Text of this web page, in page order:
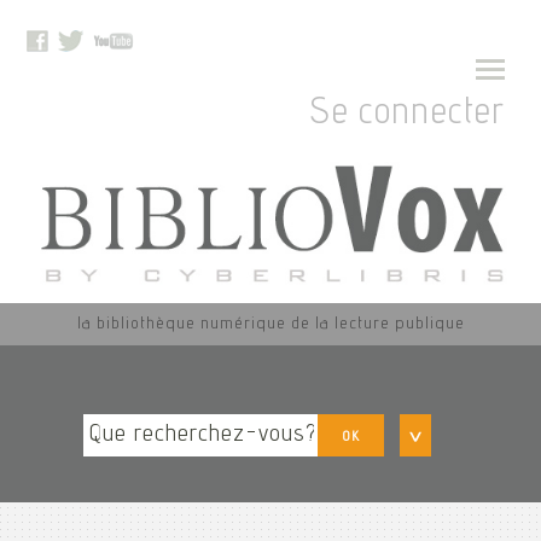
Se connecter
la bibliothèque numérique de la lecture publique
OK